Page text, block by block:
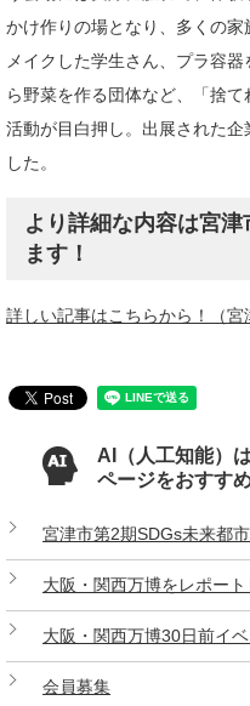
かけ作りの場となり、多くの
メイクした学生さん、プラ容
ら野菜を作る団体など、「捨
活動が目白押し。出展された
した。
より詳細な内容は宮
ます！
詳しい記事はこちらから！（宮
AI（人工知能）
ページをおすす
宮津市第2期SDGs未来都
大阪・関西万博をレポート
大阪・関西万博30日前イベ
会員募集